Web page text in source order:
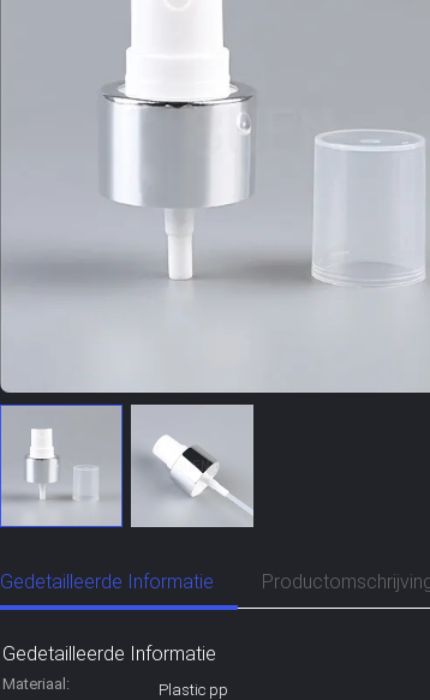
Gedetailleerde Informatie
Gedetailleerde Informatie
Materiaal: Plastic pp